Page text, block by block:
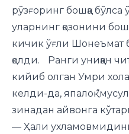
рўзғоринг бошқа бўлса
уларнинг қозонини
кичик ўғли Шонеъмат
қолди. Ранги униққан
кийиб олган Умри
келди-да, япалоқ
зинадан айвонга
— Ҳали